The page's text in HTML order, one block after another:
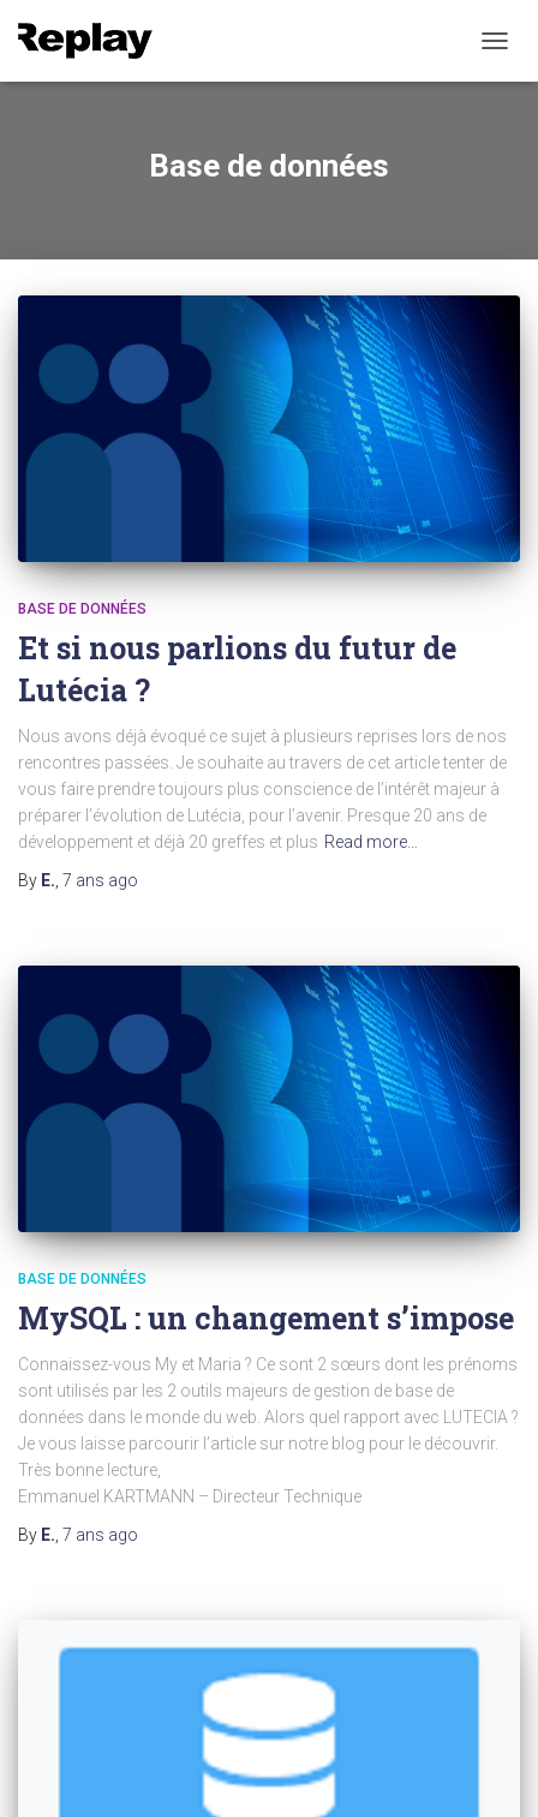
Base de données
BASE DE DONNÉES
Et si nous parlions du futur de
Lutécia ?
Nous avons déjà évoqué ce sujet à plusieurs reprises lors de nos
rencontres passées. Je souhaite au travers de cet article tenter de
vous faire prendre toujours plus conscience de l’intérêt majeur à
préparer l’évolution de Lutécia, pour l’avenir. Presque 20 ans de
développement et déjà 20 greffes et plus Read more…
By E. 7 ans ago
BASE DE DONNÉES
MySQL : un changement s’impose
Connaissez-vous My et Maria ? Ce sont 2 sœurs dont les prénoms
sont utilisés par les 2 outils majeurs de gestion de base de
données dans le monde du web. Alors quel rapport avec LUTECIA ?
Je vous laisse parcourir l’article sur notre blog pour le découvrir.
Très bonne lecture,
Emmanuel KARTMANN – Directeur Technique
By E. 7 ans ago